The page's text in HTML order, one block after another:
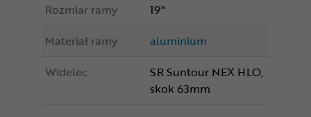
Rozmiar ramy
19"
Materiał ramy
aluminium
Widelec
SR Suntour NEX HLO,
skok 63mm